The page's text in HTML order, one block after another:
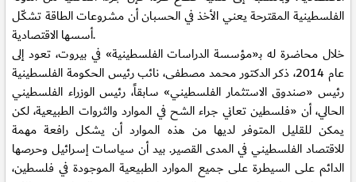
الفلسطينية المقترحة يعني الأخذ في الحسبان أن مشروعات الطاقة تشكّل
أسسها الاقتصادية.
خلال محاضرة له بـ«مؤسسة الدراسات الفلسطينية» في بيروت، تعود إلى
عام 2014، ذكر الدكتور محمد مصطفى، نائب رئيس الحكومة الفلسطينية
رئيس «صندوق الاستثمار الفلسطيني» سابقاً، رئيس الوزراء الفلسطيني
الحالي، أن «فلسطين تعاني جراء الشح في الموارد والثروات الطبيعية، لكن
يمكن للقليل المتوفر لديها من هذه الموارد أن يشكل رافعة مهمة
للاقتصاد الفلسطيني في المدى القصير. بيد أن سياسات إسرائيل وحرصها
الدائم على السيطرة على جميع الموارد الطبيعية الموجودة في فلسطين،